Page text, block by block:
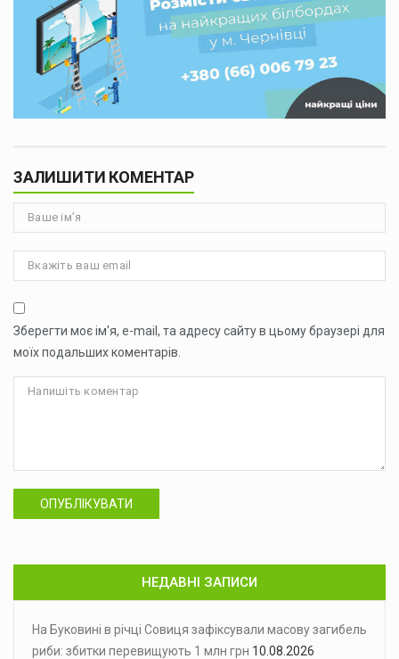
ЗАЛИШИТИ КОМЕНТАР
Зберегти моє ім'я, e-mail, та адресу сайту в цьому браузері для
моїх подальших коментарів.
ОПУБЛІКУВАТИ
НЕДАВНІ ЗАПИСИ
На Буковині в річці Совиця зафіксували масову загибель
риби: збитки перевищують 1 млн грн 10.08.2026